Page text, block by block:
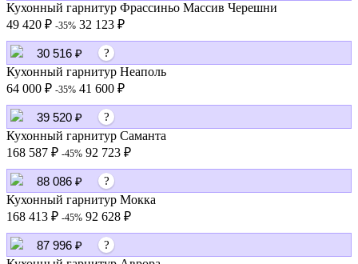
Кухонный гарнитур Фрассиньо Массив Черешни
49 420 ₽ -35% 32 123 ₽
30 516 ₽ ?
Кухонный гарнитур Неаполь
64 000 ₽ -35% 41 600 ₽
39 520 ₽ ?
Кухонный гарнитур Саманта
168 587 ₽ -45% 92 723 ₽
88 086 ₽ ?
Кухонный гарнитур Мокка
168 413 ₽ -45% 92 628 ₽
87 996 ₽ ?